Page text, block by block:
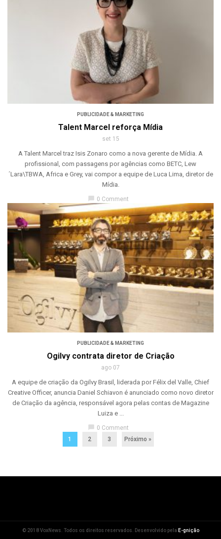
PUBLICIDADE & MARKETING
Talent Marcel reforça Mídia
set 15
A Talent Marcel traz Isis Zonaro como a nova gerente de Mídia. A
profissional, com passagens por agências como BETC, Lew
´Lara\TBWA, Africa e Grey, vai compor a equipe de Luca Lima, diretor de
Mídia.
chat_bubble 0 Comment
PUBLICIDADE & MARKETING
Ogilvy contrata diretor de Criação
ago 07
A equipe de criação da Ogilvy Brasil, liderada por Félix del Valle, Chief
Creative Officer, anuncia Daniel Schiavon é anunciado como novo diretor
de Criação da agência, responsável agora pelas contas de Magazine
Luiza e ...
0 Comment
1
2 3 Próximo »
© 2018 VoxNews. Todos os direitos reservados. Desenvolvido pela E-gnição